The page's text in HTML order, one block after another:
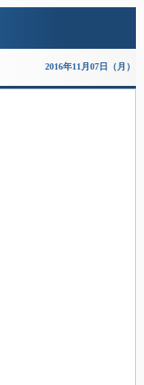
2016年11月07日（月）